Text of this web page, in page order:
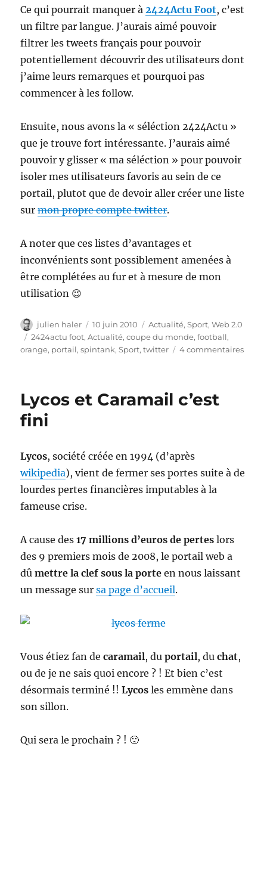
Ce qui pourrait manquer à2424Actu Foot, c’est
un filtre par langue. J’aurais aimé pouvoir
filtrer les tweets français pour pouvoir
potentiellement découvrir des utilisateurs dont
j’aime leurs remarques et pourquoi pas
commencer à les follow.
Ensuite, nous avons la « séléction 2424Actu »
que je trouve fort intéressante. J’aurais aimé
pouvoir y glisser « ma séléction » pour pouvoir
isoler mes utilisateurs favoris au sein de ce
portail, plutot que de devoir aller créer une liste
surmon propre compte twitter.
A noter que ces listes d’avantages et
inconvénients sont possiblement amenées à
être complétées au fur et à mesure de mon
utilisation 😉
Auteur
julien haler
Publié
le
10 juin 2010 Catégories
Actualité,Sport,Web 2.0
Étiquettes
2424actu foot,Actualité,coupe du monde,football,
orange, portail,spintank,Sport,twitter 4 commentairessur
2010
Lycos et Caramail c’est
fini
Lycos, société créée en 1994 (d’après
wikipedia), vient de fermer ses portes suite à de
lourdes pertes financières imputables à la
fameuse crise.
A cause des17 millions d’euros de pertes lors
des 9 premiers mois de 2008, le portail web a
dûmettre la clef sous la porte en nous laissant
un message sursa page d’accueil.
Vous étiez fan decaramail, duportail, duchat,
ou de je ne sais quoi encore ? ! Et bien c’est
désormais terminé !!Lycosles emmène dans
son sillon.
Qui sera le prochain ? ! 🙁